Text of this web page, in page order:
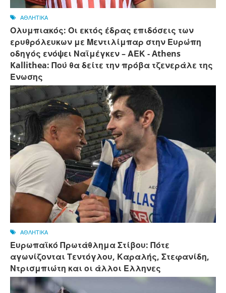
ΑΘΛΗΤΙΚΑ
Ολυμπιακός: Οι εκτός έδρας επιδόσεις των
ερυθρόλευκων με Μεντιλίμπαρ στην Ευρώπη
οδηγός ενόψει Ναϊμέγκεν – ΑΕΚ - Athens
Kallithea: Πού θα δείτε την πρόβα τζενεράλε της
Ένωσης
ΑΘΛΗΤΙΚΑ
Ευρωπαϊκό Πρωτάθλημα Στίβου: Πότε
αγωνίζονται Τεντόγλου, Καραλής, Στεφανίδη,
Ντρισμπιώτη και οι άλλοι Ελληνες